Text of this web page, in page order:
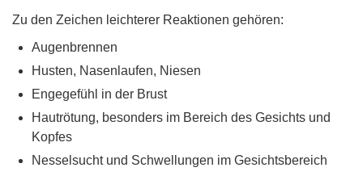
Zu den Zeichen leichterer Reaktionen gehören:
Augenbrennen
Husten, Nasenlaufen, Niesen
Engegefühl in der Brust
Hautrötung, besonders im Bereich des Gesichts und
Kopfes
Nesselsucht und Schwellungen im Gesichtsbereich